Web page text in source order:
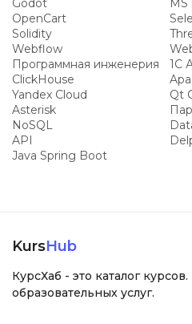
Godot
MS
OpenCart
Solidity
Webflow
Программная инженерия
1С
ClickHouse
Yandex Cloud
Qt
Asterisk
NoSQL
API
Java Spring Boot
KursHub
КурсХаб - это каталог
образовательных услуг.